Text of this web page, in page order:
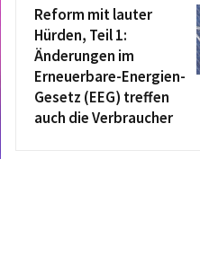
Reform mit lauter
Hürden, Teil 1:
Änderungen im
Erneuerbare-Energien-
Gesetz (EEG) treffen
auch die Verbraucher